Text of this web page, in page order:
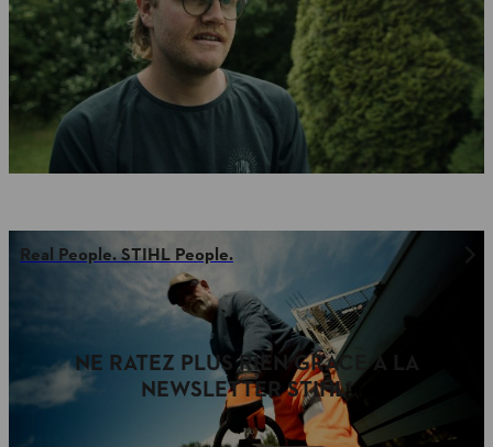
Real People. STIHL People.
NE RATEZ PLUS RIEN GRÂCE À LA
NEWSLETTER STIHL!